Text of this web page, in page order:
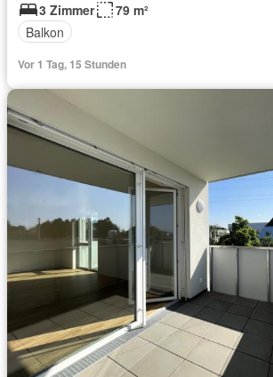
3 Zimmer
79 m²
Balkon
Vor 1 Tag, 15 Stunden